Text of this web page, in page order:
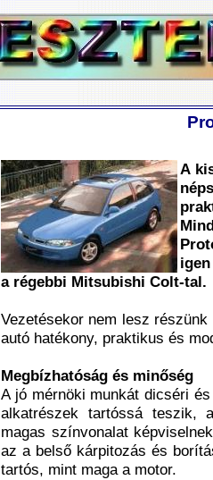
A
a régebbi Mitsubishi Colt-tal.
Vezetésekor nem lesz
autó hatékony, praktikus és
Megbízhatóság és minőség
A jó mérnöki munkát dicséri
alkatrészek tartóssá teszik,
magas színvonalat
az a belső kárpitozás és
tartós, mint maga a motor.